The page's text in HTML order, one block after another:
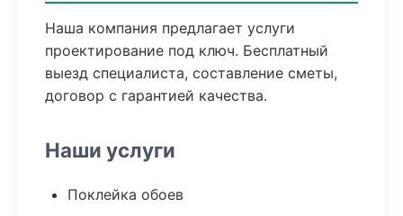
Наша компания предлагает услуги
проектирование под ключ. Бесплатный
выезд специалиста, составление сметы,
договор с гарантией качества.
Наши услуги
Поклейка обоев